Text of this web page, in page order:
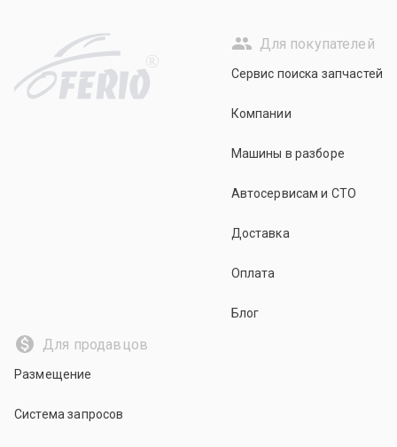
R
Для покупателей
Сервис поиска запчастей
Компании
Машины в разборе
Автосервисам и СТО
Доставка
Оплата
Блог
Для продавцов
Размещение
Система запросов